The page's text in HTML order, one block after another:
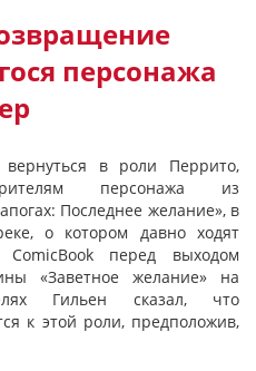
персонажа
в роли Перрито,
персонажа из
Последнее желание», в
о котором давно ходят
перед выходом
«Заветное желание» на
Гильен сказал, что
к этой роли, предположив,